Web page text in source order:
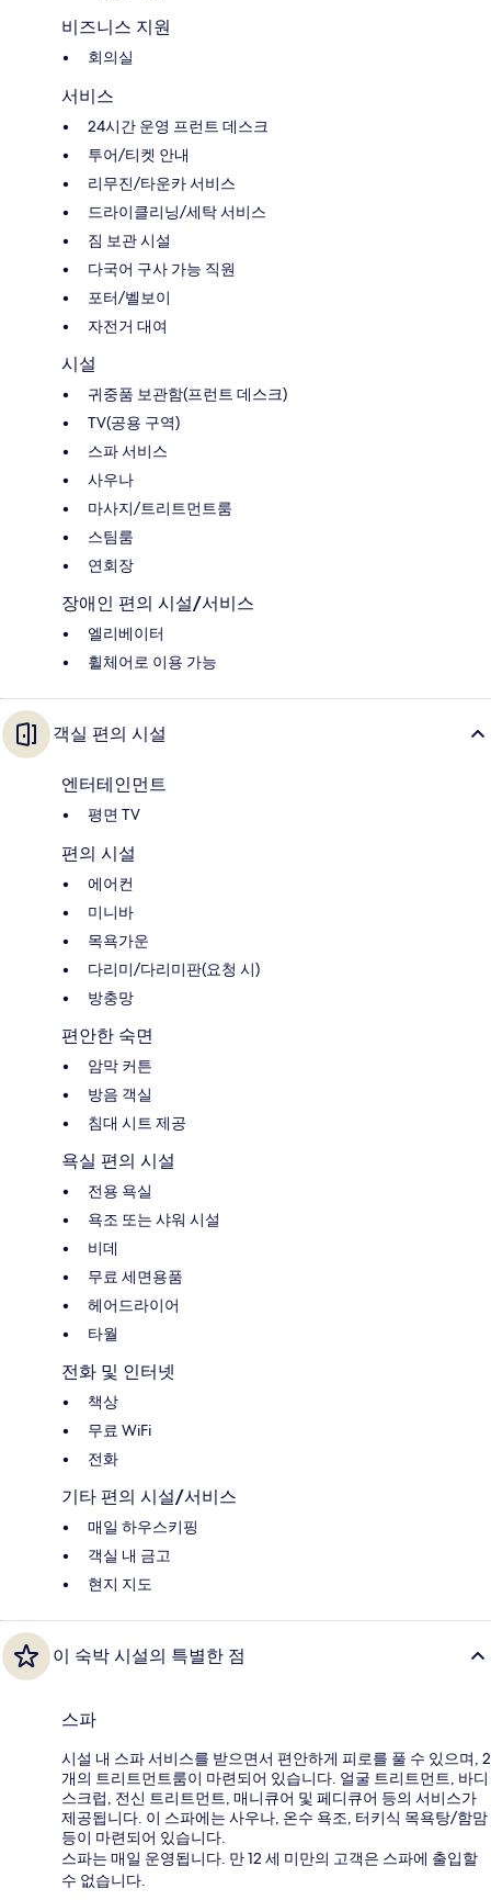
비즈니스 지원
회의실
서비스
24시간 운영 프런트 데스크
투어/티켓 안내
리무진/타운카 서비스
드라이클리닝/세탁 서비스
짐 보관 시설
다국어 구사 가능 직원
포터/벨보이
자전거 대여
시설
귀중품 보관함(프런트 데스크)
TV(공용 구역)
스파 서비스
사우나
마사지/트리트먼트룸
스팀룸
연회장
장애인 편의 시설/서비스
엘리베이터
휠체어로 이용 가능
객실 편의 시설
엔터테인먼트
평면 TV
편의 시설
에어컨
미니바
목욕가운
다리미/다리미판(요청 시)
방충망
편안한 숙면
암막 커튼
방음 객실
침대 시트 제공
욕실 편의 시설
전용 욕실
욕조 또는 샤워 시설
비데
무료 세면용품
헤어드라이어
타월
전화 및 인터넷
책상
무료 WiFi
전화
기타 편의 시설/서비스
매일 하우스키핑
객실 내 금고
현지 지도
이 숙박 시설의 특별한 점
스파
시설 내 스파 서비스를 받으면서 편안하게 피로를 풀 수 있으며, 2
개의 트리트먼트룸이 마련되어 있습니다. 얼굴 트리트먼트, 바디
스크럽, 전신 트리트먼트, 매니큐어 및 페디큐어 등의 서비스가
제공됩니다. 이 스파에는 사우나, 온수 욕조, 터키식 목욕탕/함맘
등이 마련되어 있습니다.
스파는 매일 운영됩니다. 만 12 세 미만의 고객은 스파에 출입할
수 없습니다.